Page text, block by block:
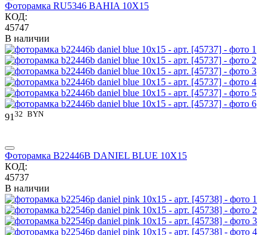
Фоторамка RU5346 BAHIA 10X15
КОД:
45747
В наличии
91 32 BYN
Фоторамка B22446B DANIEL BLUE 10X15
КОД:
45737
В наличии